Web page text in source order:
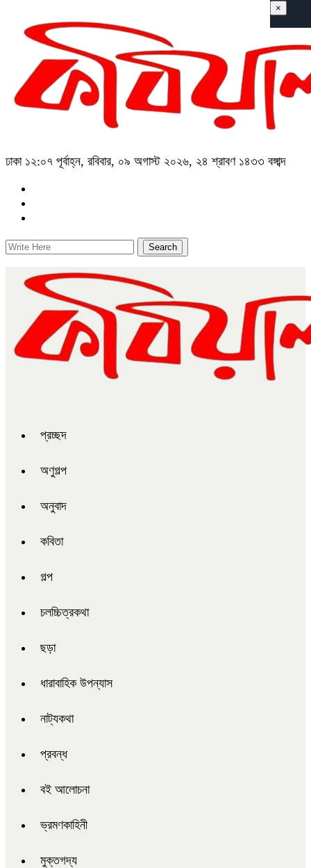
ঢাকা ১২:০৭ পূর্বাহ্ন, রবিবার, ০৯ অগাস্ট ২০২৬, ২৪ শ্রাবণ ১৪৩৩ বঙ্গাব্দ
প্রচ্ছদ
অণুগল্প
অনুবাদ
কবিতা
গল্প
চলচ্চিত্রকথা
ছড়া
ধারাবাহিক উপন্যাস
নাট্যকথা
প্রবন্ধ
বই আলোচনা
ভ্রমণকাহিনী
মুক্তগদ্য
×